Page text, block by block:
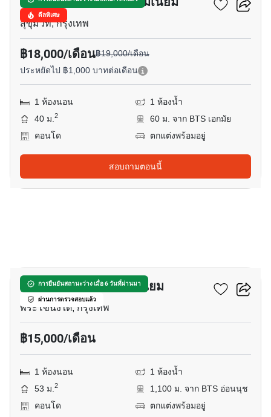
ดีลพิเศษ
สุขุมวิท, กรุงเทพ
฿18,000/เดือน฿19,000/เดือน
ประหยัดไป ฿1,000 บาทต่อเดือน
1 ห้องนอน
1 ห้องน้ำ
40 ม.2
60 ม. จาก BTS เอกมัย
คอนโด
ตกแต่งพร้อมอยู่
สอบถามตอนนี้
การยืนยันสถานะว่าง เมื่อ 6 วันที่ผ่านมา
ผ่านการตรวจสอบแล้ว
พันดาว เพลส คอนโดมิเนียม
พระโขนงใต้, กรุงเทพ
฿15,000/เดือน
1 ห้องนอน
1 ห้องน้ำ
53 ม.2
1,100 ม. จาก BTS อ่อนนุช
คอนโด
ตกแต่งพร้อมอยู่